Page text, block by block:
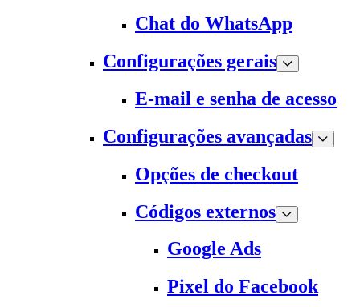
Chat do WhatsApp
Configurações gerais
E-mail e senha de acesso
Configurações avançadas
Opções de checkout
Códigos externos
Google Ads
Pixel do Facebook